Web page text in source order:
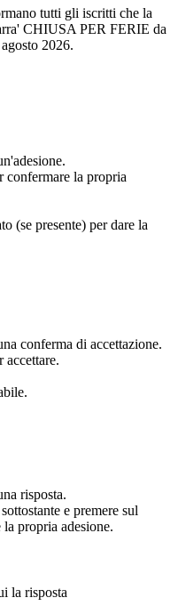
tutti gli iscritti che la
CHIUSA PER FERIE da
2026.
la propria
(se presente) per dare la
conferma di accettazione.
risposta.
e premere sul
propria adesione.
la risposta